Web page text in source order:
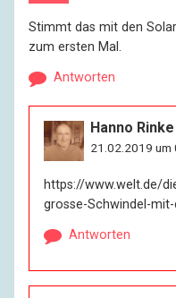
Stimmt das mit den
zum ersten Mal.
Antworten
Hanno Rinke
21.02.2019 um
https://www.welt.de/
grosse-Schwindel-
Antworten